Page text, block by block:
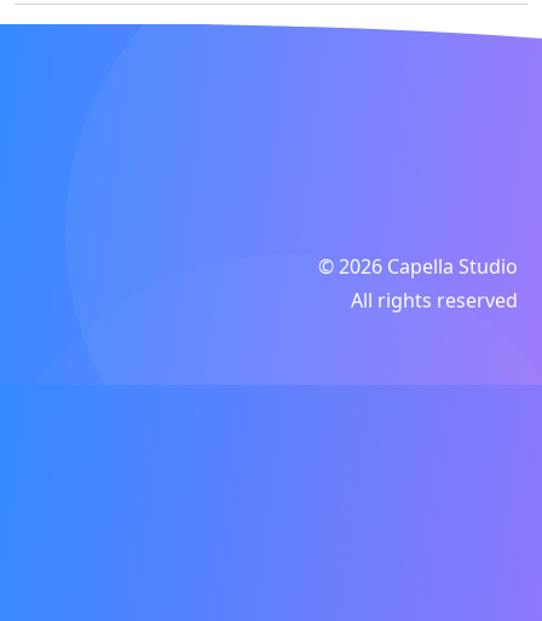
© 2026 Capella Studio
All rights reserved